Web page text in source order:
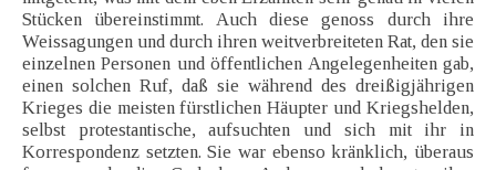
Stücken übereinstimmt. Auch diese genoss durch ihre
Weissagungen und durch ihren weitverbreiteten Rat, den sie
einzelnen Personen und öffentlichen Angelegenheiten gab,
einen solchen Ruf, daß sie während des dreißigjährigen
Krieges die meisten fürstlichen Häupter und Kriegshelden,
selbst protestantische, aufsuchten und sich mit ihr in
Korrespondenz setzten. Sie war ebenso kränklich, überaus